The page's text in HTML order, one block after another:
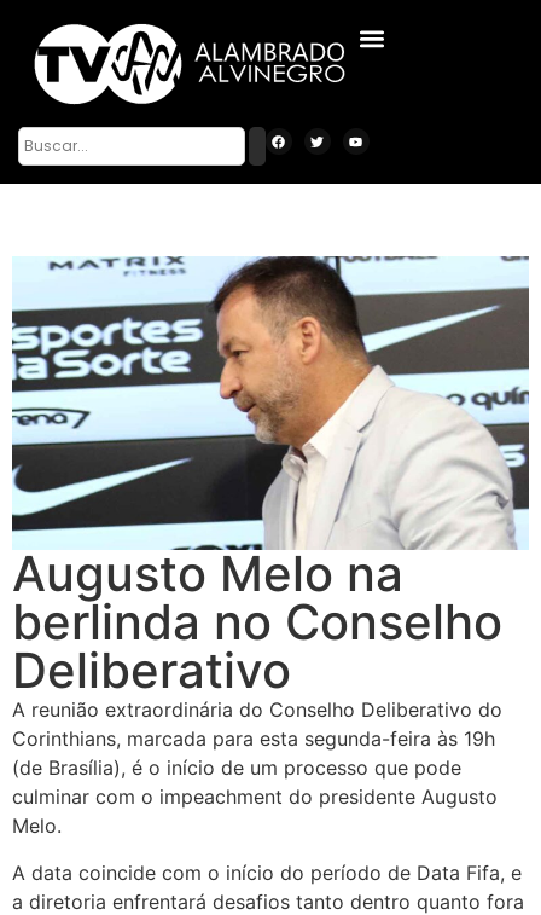
Augusto Melo na
berlinda no Conselho
Deliberativo
A reunião extraordinária do Conselho Deliberativo do
Corinthians, marcada para esta segunda-feira às 19h
(de Brasília), é o início de um processo que pode
culminar com o impeachment do presidente Augusto
Melo.
A data coincide com o início do período de Data Fifa, e
a diretoria enfrentará desafios tanto dentro quanto fora